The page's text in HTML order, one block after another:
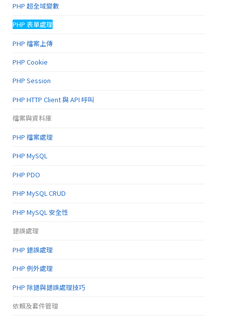
PHP 超全域變數
PHP 表單處理
PHP 檔案上傳
PHP Cookie
PHP Session
PHP HTTP Client 與 API 呼叫
檔案與資料庫
PHP 檔案處理
PHP MySQL
PHP PDO
PHP MySQL CRUD
PHP MySQL 安全性
錯誤處理
PHP 錯誤處理
PHP 例外處理
PHP 除錯與錯誤處理技巧
依賴及套件管理